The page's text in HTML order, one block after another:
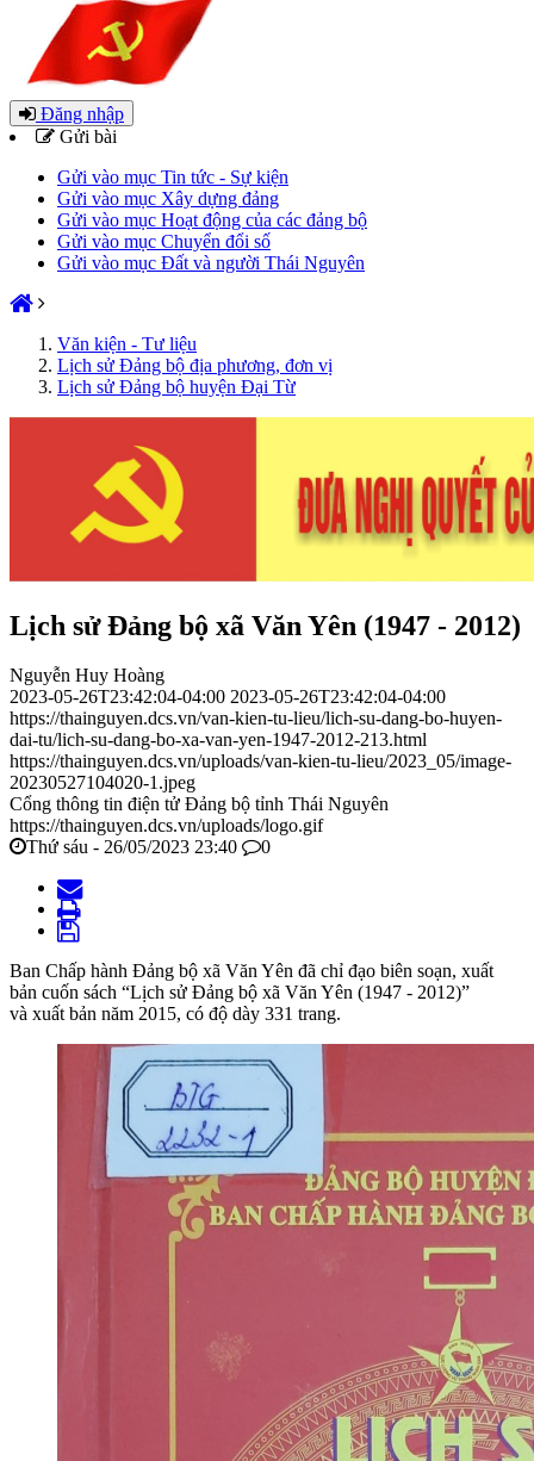
Đăng nhập
Gửi bài
Gửi vào mục Tin tức - Sự kiện
Gửi vào mục Xây dựng đảng
Gửi vào mục Hoạt động của các đảng bộ
Gửi vào mục Chuyển đổi số
Gửi vào mục Đất và người Thái Nguyên
Văn kiện - Tư liệu
Lịch sử Đảng bộ địa phương, đơn vị
Lịch sử Đảng bộ huyện Đại Từ
Lịch sử Đảng bộ xã Văn Yên (1947 - 2012)
Nguyễn Huy Hoàng
2023-05-26T23:42:04-04:00 2023-05-26T23:42:04-04:00
https://thainguyen.dcs.vn/van-kien-tu-lieu/lich-su-dang-bo-huyen-
dai-tu/lich-su-dang-bo-xa-van-yen-1947-2012-213.html
https://thainguyen.dcs.vn/uploads/van-kien-tu-lieu/2023_05/image-
20230527104020-1.jpeg
Cổng thông tin điện tử Đảng bộ tỉnh Thái Nguyên
https://thainguyen.dcs.vn/uploads/logo.gif
Thứ sáu - 26/05/2023 23:40
0
Ban Chấp hành Đảng bộ xã Văn Yên đã chỉ đạo biên soạn, xuất
bản cuốn sách “Lịch sử Đảng bộ xã Văn Yên (1947 - 2012)”
và xuất bản năm 2015, có độ dày 331 trang.